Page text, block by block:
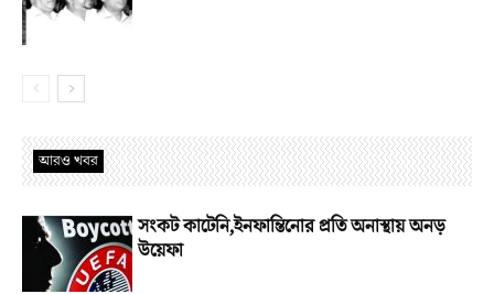
আরও খবর
সংকট কাটেনি,ইনফান্তিনোর প্রতি অনাস্থায় অনড়
উয়েফা